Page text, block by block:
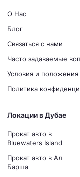
О Нас
Блог
Связаться с нами
Часто задаваемые
Условия и положения
Политика
Локации в Дубае
Прокат авто в
Bluewaters Island
Прокат авто в Ал
Барша